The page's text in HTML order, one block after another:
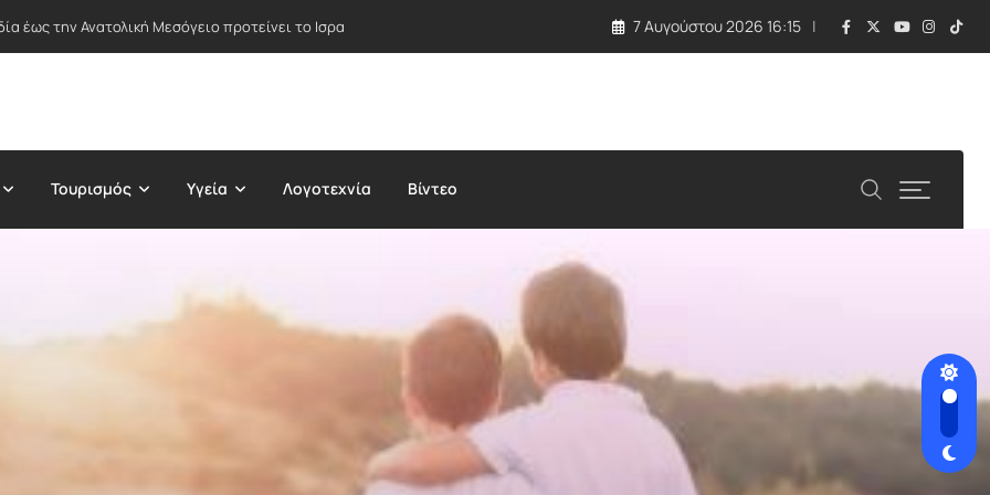
έως την Ανατολική Μεσόγειο προτείνει το Ισραήλ – Στο επίκεντρο Ελλάδα και Κύπρος 7 Αυγούστου 2026 16:15
Τουρισμός Υγεία Λογοτεχνία Βίντεο